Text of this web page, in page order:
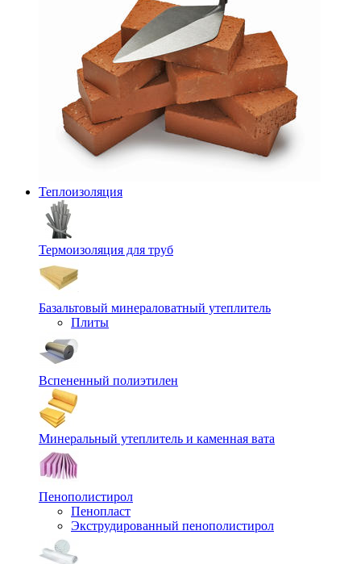
Теплоизоляция
Термоизоляция для труб
Базальтовый минераловатный утеплитель
Плиты
Вспененный полиэтилен
Минеральный утеплитель и каменная вата
Пенополистирол
Пенопласт
Экструдированный пенополистирол